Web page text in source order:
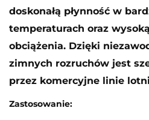
doskonałą płynność w
temperaturach oraz
obciążenia. Dzięki
zimnych rozruchów jest
przez komercyjne linie
Zastosowanie: